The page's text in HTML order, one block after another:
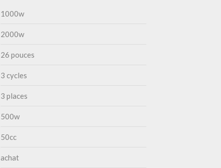
1000w
2000w
26 pouces
3 cycles
3 places
500w
50cc
achat